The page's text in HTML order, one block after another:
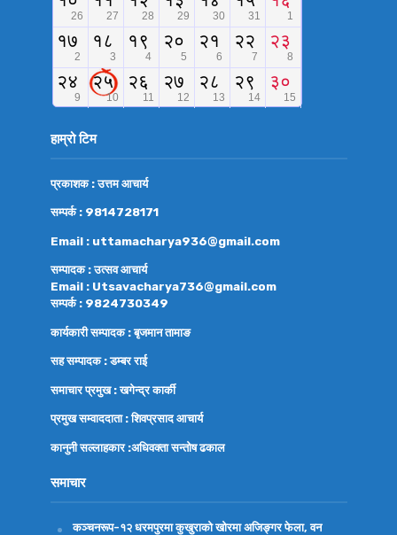
हाम्रो टिम
प्रकाशक : उत्तम आचार्य
सम्पर्क : 9814728171
Email : uttamacharya936@gmail.com
सम्पादक : उत्सव आचार्य
Email : Utsavacharya736@gmail.com
सम्पर्क : 9824730349
कार्यकारी सम्पादक : बृजमान तामाङ
सह सम्पादक : डम्बर राई
समाचार प्रमुख : खगेन्द्र कार्की
प्रमुख सम्वाददाता : शिवप्रसाद आचार्य
कानुनी सल्लाहकार :अधिवक्तासन्तोष ढकाल
समाचार
कञ्चनरूप-१२ धरमपुरमा कुखुराको खोरमा अजिङ्गर फेला, वन